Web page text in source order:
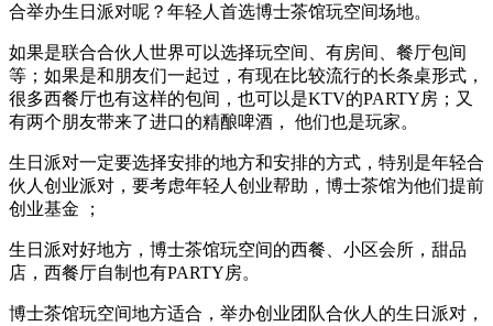
合举办生日派对呢？年轻人首选博士茶馆玩空间场地。
如果是联合合伙人世界可以选择玩空间、有房间、餐厅包间
等；如果是和朋友们一起过，有现在比较流行的长条桌形式，
很多西餐厅也有这样的包间，也可以是KTV的PARTY房；又
有两个朋友带来了进口的精酿啤酒， 他们也是玩家。
生日派对一定要选择安排的地方和安排的方式，特别是年轻合
伙人创业派对，要考虑年轻人创业帮助，博士茶馆为他们提前
创业基金 ；
生日派对好地方，博士茶馆玩空间的西餐、小区会所，甜品
店，西餐厅自制也有PARTY房。
博士茶馆玩空间地方适合，举办创业团队合伙人的生日派对，